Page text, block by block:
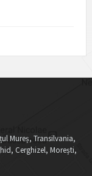
Mureș, Transilvania,
Cerghizel, Morești,